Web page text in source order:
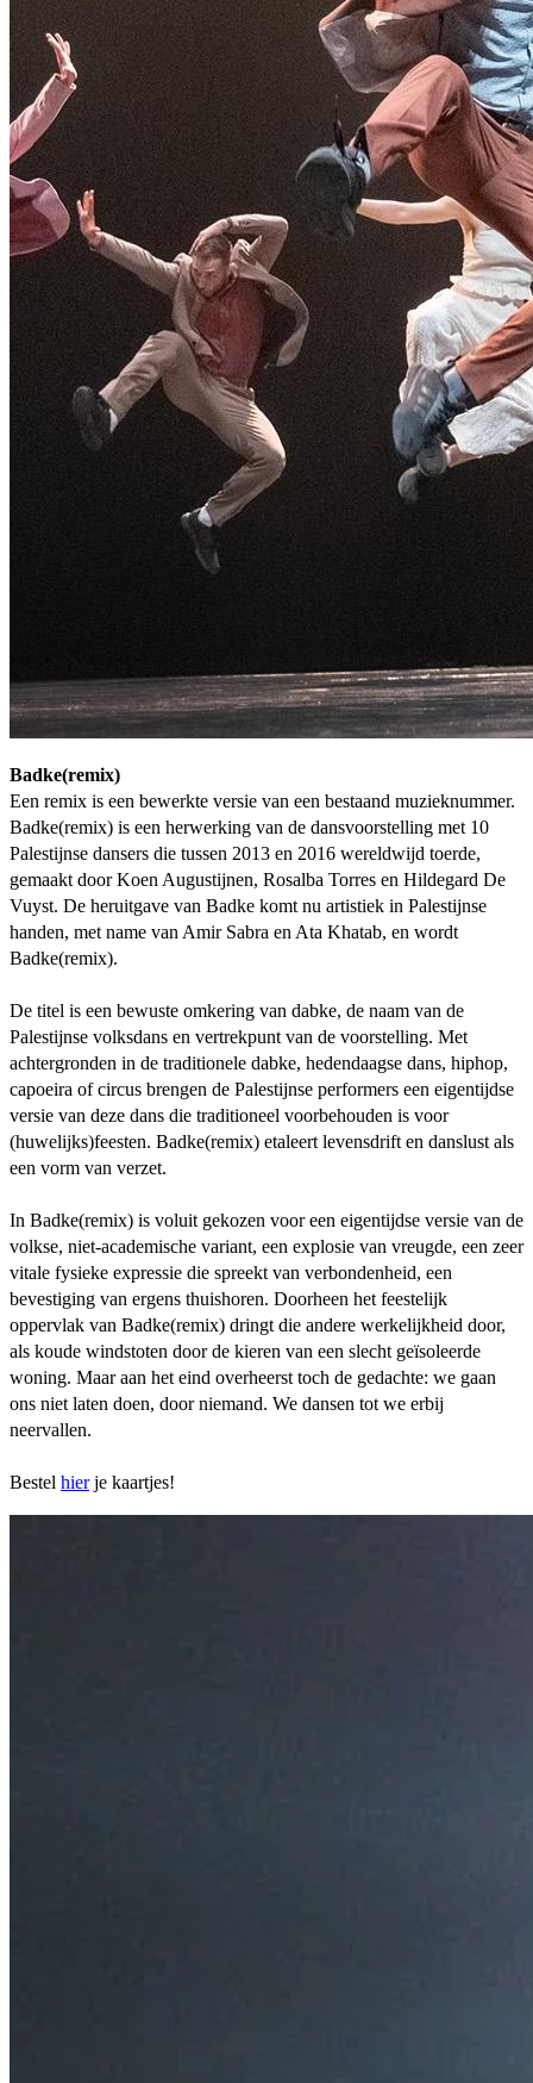
Badke(remix)
Een remix is een bewerkte versie van een bestaand muzieknummer.
Badke(remix) is een herwerking van de dansvoorstelling met 10
Palestijnse dansers die tussen 2013 en 2016 wereldwijd toerde,
gemaakt door Koen Augustijnen, Rosalba Torres en Hildegard De
Vuyst. De heruitgave van Badke komt nu artistiek in Palestijnse
handen, met name van Amir Sabra en Ata Khatab, en wordt
Badke(remix).
De titel is een bewuste omkering van dabke, de naam van de
Palestijnse volksdans en vertrekpunt van de voorstelling. Met
achtergronden in de traditionele dabke, hedendaagse dans, hiphop,
capoeira of circus brengen de Palestijnse performers een eigentijdse
versie van deze dans die traditioneel voorbehouden is voor
(huwelijks)feesten. Badke(remix) etaleert levensdrift en danslust als
een vorm van verzet.
In Badke(remix) is voluit gekozen voor een eigentijdse versie van de
volkse, niet-academische variant, een explosie van vreugde, een zeer
vitale fysieke expressie die spreekt van verbondenheid, een
bevestiging van ergens thuishoren. Doorheen het feestelijk
oppervlak van Badke(remix) dringt die andere werkelijkheid door,
als koude windstoten door de kieren van een slecht geïsoleerde
woning. Maar aan het eind overheerst toch de gedachte: we gaan
ons niet laten doen, door niemand. We dansen tot we erbij
neervallen.
Bestel hierje kaartjes!